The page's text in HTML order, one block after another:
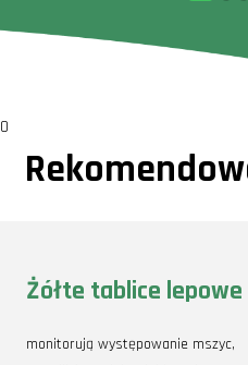
0
Żółte tablice lepowe
monitorują występowanie mszyc,